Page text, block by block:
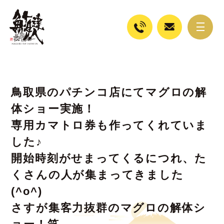
鳥取県のパチンコ店にてマグロの解
体ショー実施！
専用カマトロ券も作ってくれていま
した♪
開始時刻がせまってくるにつれ、た
くさんの人が集まってきました
(^o^)
さすが集客力抜群のマグロの解体シ